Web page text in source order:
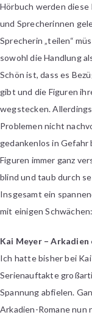
Hörbuch werden
und Sprecherinnen
Sprecherin „teilen“
sowohl die Handlung
Schön ist, dass es
gibt und die Figuren
wegstecken.
Problemen nicht
gedankenlos in
Figuren immer ganz
blind und taub durch
Insgesamt ein
mit einigen Schwächen:
Kai Meyer – Arkadien
Ich hatte bisher bei
Serienauftakte
Spannung abfielen.
Arkadien-Romane nun